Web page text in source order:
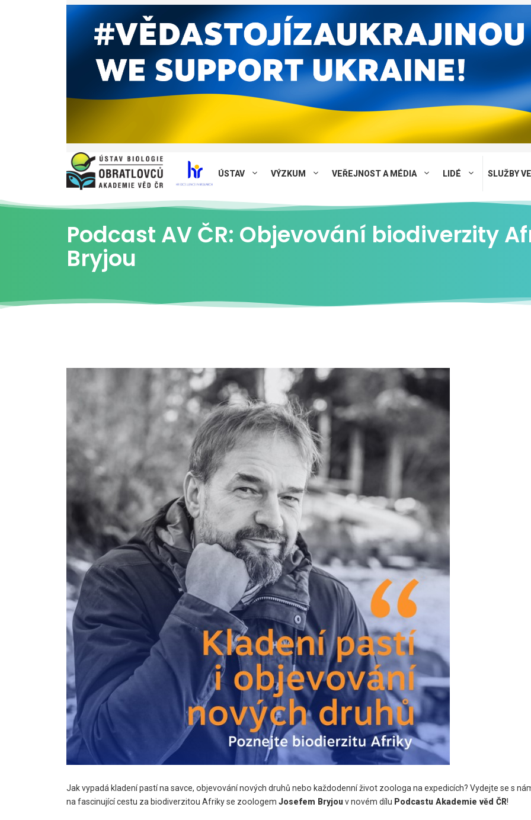
ÚSTAV VÝZKUM VEŘEJNOST A MÉDIA LIDÉ SLUŽBY
Podcast AV ČR: Objevování biodiverzity
Bryjou
Jak vypadá kladení pastí na savce, objevování nových druhů nebo každodenní život zoologa na expedicích? Vydejte se s
na fascinující cestu za biodiverzitou Afriky se zoologem Josefem Bryjouv novém dílu Podcastu Akademie věd ČR!